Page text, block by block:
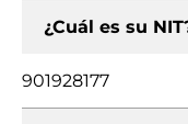
¿Cuál es su
901928177